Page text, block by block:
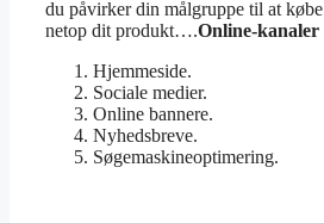
du påvirker din målgruppe til at købe
netop dit produkt….Online-kanaler
Hjemmeside.
Sociale medier.
Online bannere.
Nyhedsbreve.
Søgemaskineoptimering.